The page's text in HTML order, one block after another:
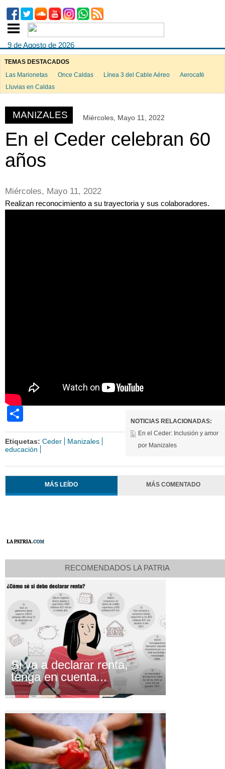
9 de Agosto de 2026
TEMAS DESTACADOS
Las Marionetas
Once Caldas Línea 3 del Cable Aéreo
Aerocafé
Lluvias en Caldas
MANIZALES Miércoles, Mayo 11, 2022
En el Ceder celebran 60
años
Miércoles, Mayo 11, 2022
Realizan reconocimiento a su trayectoria y sus colaboradores.
NOTICIAS RELACIONADAS:
En el Ceder: Inclusión y amor
por Manizales
Etiquetas: Ceder
Manizales
educación
MÁS LEÍDO MÁS COMENTADO
RECOMENDADOS LA PATRIA
Si va a declarar renta,
tenga en cuenta...